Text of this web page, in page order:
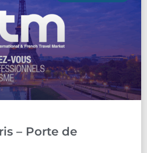
– Porte de